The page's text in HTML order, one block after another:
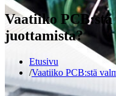
Vaatiiko
juottamista?
Etusivu
Vaatiiko PCB:stä